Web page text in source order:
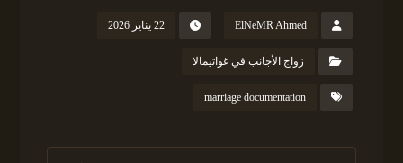
ElNeMR Ahmed 22 يناير 2026
زواج الأجانب في غواتيمالا
marriage documentation